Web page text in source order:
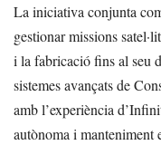
La iniciativa conjunta
gestionar missions
i la fabricació fins al seu
sistemes avançats de
amb l’experiència
autònoma i